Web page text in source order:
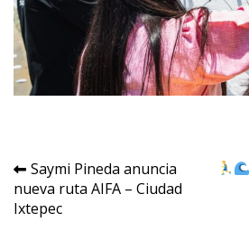
Navegación
de
Saymi Pineda anuncia
nueva ruta AIFA – Ciudad
Ixtepec